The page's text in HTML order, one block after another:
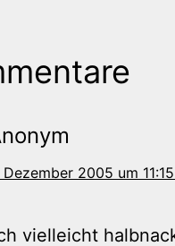
Dezember 2005 um
vielleicht